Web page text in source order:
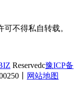
不得私自转载。
Reservedc豫ICP备
网站地图